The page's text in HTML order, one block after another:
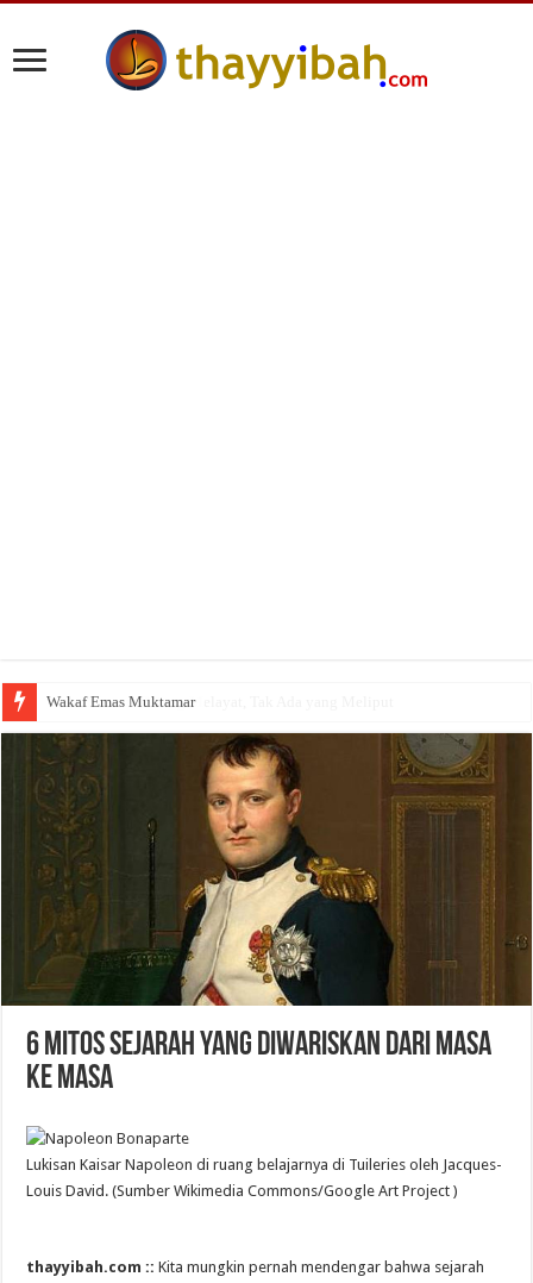
Yusuf Mansur Datang Melayat, Tak Ada yang Meliput
6 Mitos Sejarah yang Diwariskan dari Masa
ke Masa
Lukisan Kaisar Napoleon di ruang belajarnya di Tuileries oleh Jacques-
Louis David. (Sumber Wikimedia Commons/Google Art Project )
thayyibah.com ::Kita mungkin pernah mendengar bahwa sejarah